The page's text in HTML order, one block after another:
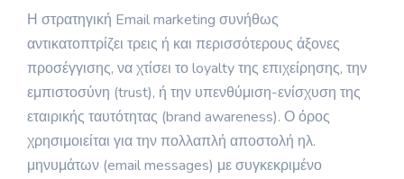
Η στρατηγική Email marketing συνήθως
αντικατοπτρίζει τρεις ή και περισσότερους άξονες
προσέγγισης, να χτίσει το loyalty της επιχείρησης, την
εμπιστοσύνη (trust), ή την υπενθύμιση-ενίσχυση της
εταιρικής ταυτότητας (brand awareness). Ο όρος
χρησιμοιείται για την πολλαπλή αποστολή ηλ.
μηνυμάτων (email messages) με συγκεκριμένο